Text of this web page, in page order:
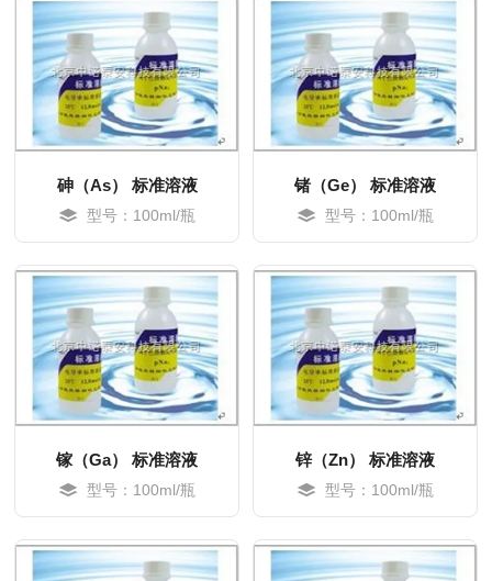
砷（As） 标准溶液
型号：100ml/瓶
锗（Ge） 标准溶液
型号：100ml/瓶
镓（Ga） 标准溶液
型号：100ml/瓶
锌（Zn） 标准溶液
型号：100ml/瓶